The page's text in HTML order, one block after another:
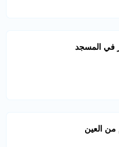
في المسجد
العين